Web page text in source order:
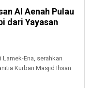
Al Aenah Pulau
dari Yayasan
Lamek-Ena, serahkan
Kurban Masjid Ihsan